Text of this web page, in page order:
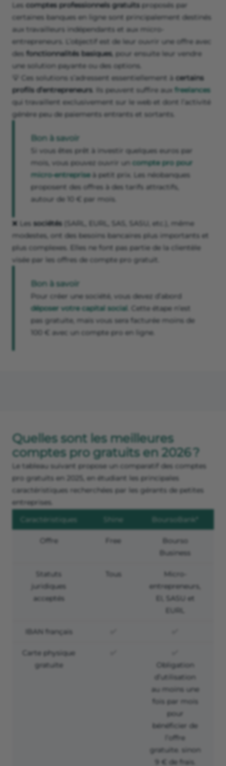
Les comptes professionnels gratuits proposés par
certaines banques en ligne sont principalement destinés
aux travailleurs indépendants et aux micro-
entrepreneurs. L’objectif est de leur ouvrir une offre avec
des fonctionnalités basiques, pour ensuite leur vendre
une solution payante ou des options.
💡 Ces solutions s’adressent essentiellement à certains
profils d’entrepreneurs. Ils peuvent suffire aux freelances
qui travaillent exclusivement sur le web et dont l’activité
génère peu de paiements entrants et sortants.
Bon à savoir
Si vous êtes prêt à investir quelques euros par
mois, vous pouvez ouvrir un compte pro pour
micro-entrepriseà petit prix. Les néobanques
proposent des offres à des tarifs attractifs,
autour de 10 € par mois.
❌ Les sociétés (SARL, EURL, SAS, SASU, etc.), même
modestes, ont des besoins bancaires plus importants et
plus complexes. Elles ne font pas partie de la clientèle
visée par les offres de compte pro gratuit.
Bon à savoir
Pour créer une société, vous devez d’abord
déposer votre capital social . Cette étape n’est
pas gratuite, mais vous sera facturée moins de
100 € avec un compte pro en ligne.
Quelles sont les meilleures
comptes pro gratuits en 2026 ?
Le tableau suivant propose un comparatif des comptes
pro gratuits en 2025, en étudiant les principales
caractéristiques recherchées par les gérants de petites
entreprises.
Caractéristiques
Shine BoursoBank*
Offre Free
Bourso
Business
Statuts
juridiques
acceptés
Tous
Micro-
entrepreneurs,
EI, SASU et
IBAN français
Carte physique
gratuite
Obligation
d’utilisation
au moins une
fois par mois
pour
bénéficier de
l’offre
gratuite. sinon
9 € de frais.